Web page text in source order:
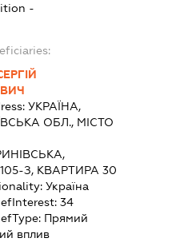
-
УКРАЇНА,
ОБЛ., МІСТО
З, КВАРТИРА 30
Україна
34
Прямий
вплив